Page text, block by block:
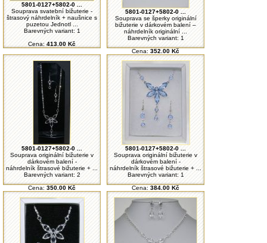
5801-0127+5802-0 ...
Souprava svatební bižuterie -
štrasový náhrdelník + naušnice s
puzetou Jednotl ...
Barevných variant: 1
Cena: 413.00 Kč
5801-0127+5802-0 ...
Souprava se šperky originální
bižuterie v dárkovém balení –
náhrdelník originální ...
Barevných variant: 1
Cena: 352.00 Kč
5801-0127+5802-0 ...
Souprava originální bižuterie v
dárkovém balení -
náhrdelník štrasové bižuterie + ...
Barevných variant: 2
Cena: 350.00 Kč
5801-0127+5802-0 ...
Souprava originální bižuterie v
dárkovém balení -
náhrdelník štrasové bižuterie + ...
Barevných variant: 1
Cena: 384.00 Kč